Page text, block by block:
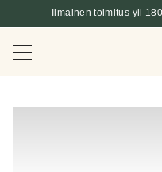
Ilmainen toimitus yli